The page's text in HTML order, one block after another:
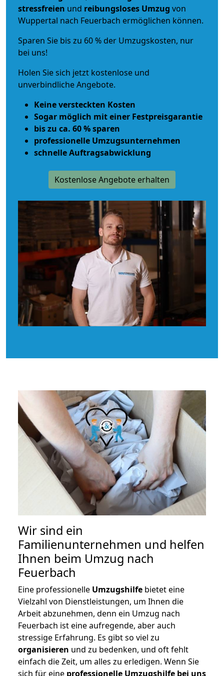
stressfreien und reibungsloses Umzug von
Wuppertal nach Feuerbach ermöglichen können.
Sparen Sie bis zu 60 % der Umzugskosten, nur
bei uns!
Holen Sie sich jetzt kostenlose und
unverbindliche Angebote.
Keine versteckten Kosten
Sogar möglich mit einer Festpreisgarantie
bis zu ca. 60 % sparen
professionelle Umzugsunternehmen
schnelle Auftragsabwicklung
Kostenlose Angebote erhalten
Wir sind ein
Familienunternehmen und helfen
Ihnen beim Umzug nach
Feuerbach
Eine professionelle Umzugshilfe bietet eine
Vielzahl von Dienstleistungen, um Ihnen die
Arbeit abzunehmen, denn ein Umzug nach
Feuerbach ist eine aufregende, aber auch
stressige Erfahrung. Es gibt so viel zu
organisieren und zu bedenken, und oft fehlt
einfach die Zeit, um alles zu erledigen. Wenn Sie
sich für eine professionelle Umzugshilfe bei uns